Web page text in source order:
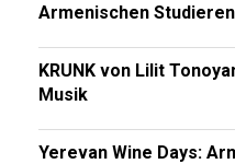
Armenischen
KRUNK von Lilit
Musik
Yerevan Wine Days: